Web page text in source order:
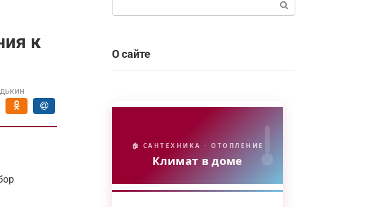
к
О сайте
🏠 САНТЕХНИКА · ОТОПЛЕНИЕ
Климат в доме